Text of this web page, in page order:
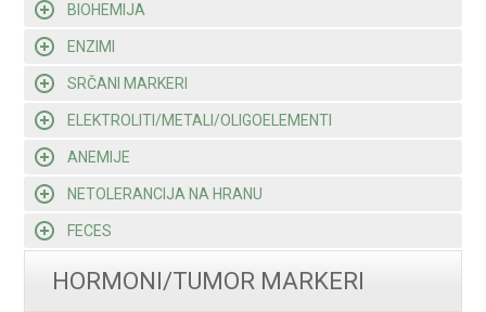
BIOHEMIJA
ENZIMI
SRČANI MARKERI
ELEKTROLITI/METALI/OLIGOELEMENTI
ANEMIJE
NETOLERANCIJA NA HRANU
FECES
HORMONI/TUMOR MARKERI